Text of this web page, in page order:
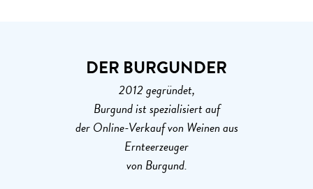
DER BURGUNDER
2012 gegründet,
Burgund ist spezialisiert auf
der Online-Verkauf von Weinen aus
Ernteerzeuger
von Burgund.